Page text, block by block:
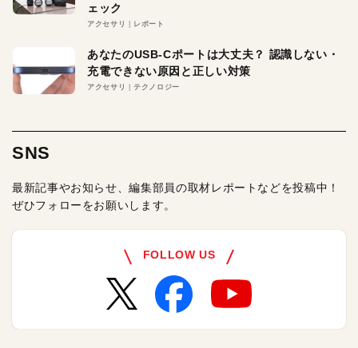
ェック
アクセサリ レポート
あなたのUSB-Cポートは大丈夫？ 認識しない・
充電できない原因と正しい対策
アクセサリ テクノロジー
SNS
最新記事やお知らせ、編集部員の取材レポートなどを投稿中！
ぜひフォローをお願いします。
FOLLOW US